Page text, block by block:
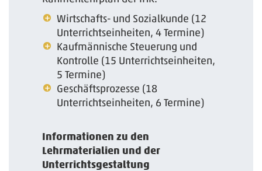
Wirtschafts- und Sozialkunde (12
Unterrichtseinheiten, 4 Termine)
Kaufmännische Steuerung und
Kontrolle (15 Unterrichtseinheiten,
5 Termine)
Geschäftsprozesse (18
Unterrichtseinheiten, 6 Termine)
Informationen zu den
Lehrmaterialien und der
Unterrichtsgestaltung